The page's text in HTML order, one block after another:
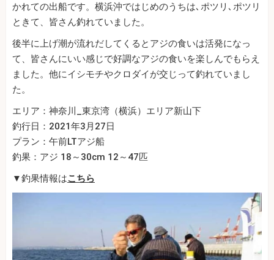
かれての出船です。横浜沖ではじめのうちは､ポツリ､ポツリ
ときて、皆さん釣れていました。
後半に上げ潮が流れだしてくるとアジの食いは活発になっ
て、皆さんにいい感じで好調なアジの食いを楽しんでもらえ
ました。他にイシモチやクロダイが交じって釣れていまし
た。
エリア：神奈川_東京湾（横浜）エリア新山下
釣行日：2021年3月27日
プラン：午前LTアジ船
釣果：アジ 18～30cm 12～47匹
▼釣果情報はこちら